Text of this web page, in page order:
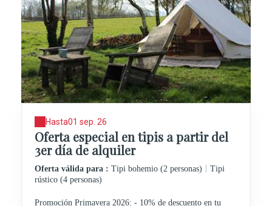
Hasta01 sep. 26
Oferta especial en tipis a partir del
3er día de alquiler
Oferta válida para : Tipi bohemio (2 personas) | Tipi
rústico (4 personas)
Promoción Primavera 2026: - 10% de descuento en tu